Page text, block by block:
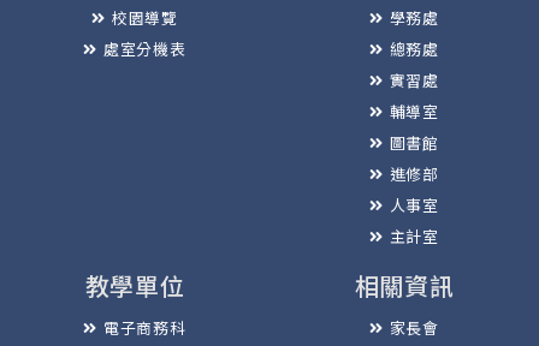
校園導覽
處室分機表
學務處
總務處
實習處
輔導室
圖書館
進修部
人事室
主計室
教學單位
電子商務科
相關資訊
家長會